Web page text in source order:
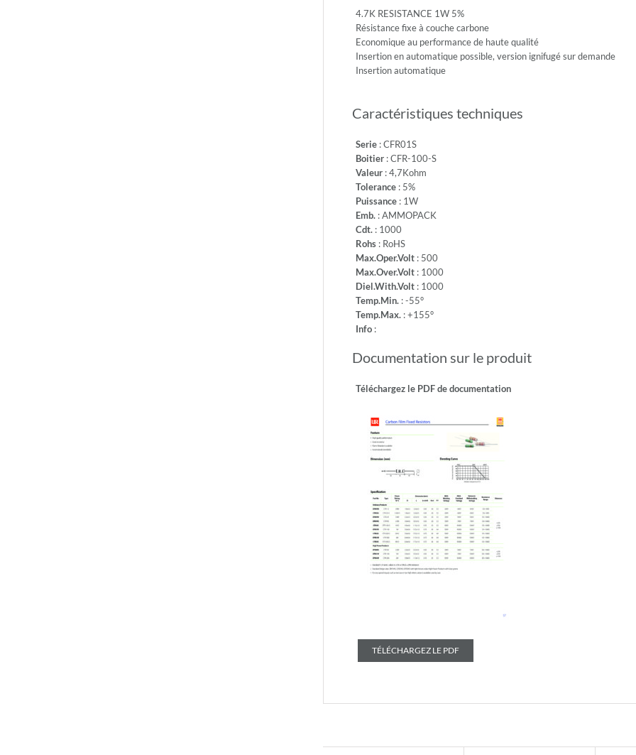
RoHS
4.7K RESISTANCE 1W 5%
Résistance fixe à couche carbone
Economique au performance de haute qualité
Insertion en automatique possible, version ignifugé sur demande
Insertion automatique
Caractéristiques techniques
Serie : CFR01S
Boitier : CFR-100-S
Valeur : 4,7Kohm
Tolerance : 5%
Puissance : 1W
Emb. : AMMOPACK
Cdt. : 1000
Rohs : RoHS
Max.Oper.Volt : 500
Max.Over.Volt : 1000
Diel.With.Volt : 1000
Temp.Min. : -55°
Temp.Max. : +155°
Info :
Documentation sur le produit
Téléchargez le PDF de documentation
TÉLÉCHARGEZ LE PDF